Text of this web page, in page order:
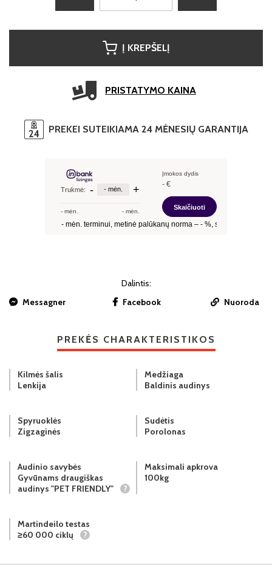
Į KREPŠELĮ
PRISTATYMO KAINA
PREKEI SUTEIKIAMA 24 MĖNESIŲ GARANTIJA
Dalintis:
Messagner
Facebook Nuoroda
PREKĖS CHARAKTERISTIKOS
Kilmės šalis
Lenkija
Medžiaga
Baldinis audinys
Spyruoklės
Zigzaginės
Sudėtis
Porolonas
Audinio savybės
Gyvūnams draugiškas
audinys "PET FRIENDLY"
?
Maksimali apkrova
100kg
Martindeilo testas
≥60 000 ciklų
?